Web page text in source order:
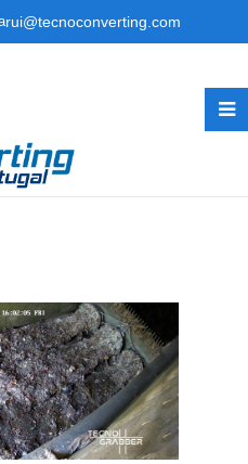
rui@tecnoconverting.com